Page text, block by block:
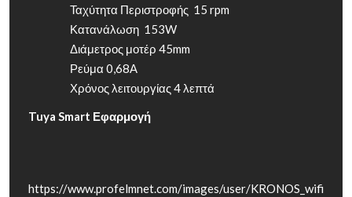
Ταχύτητα Περιστροφής 15 rpm
Κατανάλωση 153W
Διάμετρος μοτέρ 45mm
Ρεύμα 0,68Α
Χρόνος λειτουργίας 4 λεπτά
Tuya Smart Εφαρμογή
https://www.profelmnet.com/images/user/KRONOS_wifi